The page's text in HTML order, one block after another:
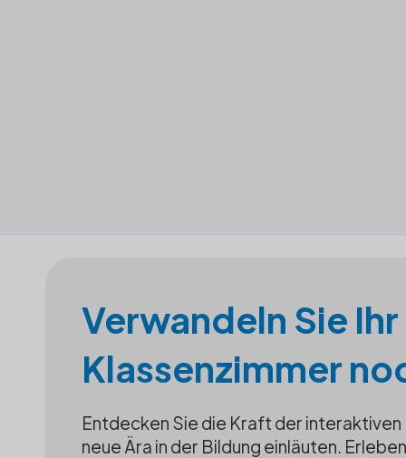
Verwandeln Sie Ihr
Klassenzimmer
Entdecken Sie die Kraft der interaktiven
neue Ära in der Bildung einläuten.